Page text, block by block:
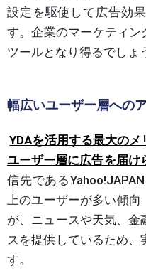
設定を駆使して広告効
す。企業のマーケティン
ツールとなり得るでしょ
幅広いユーザー層への
YDAを活用する最大の
ユーザー層に広告を届け
信先である
上のユーザーが多い傾
が、ニュースや天気、
スを提供しているため、
す。